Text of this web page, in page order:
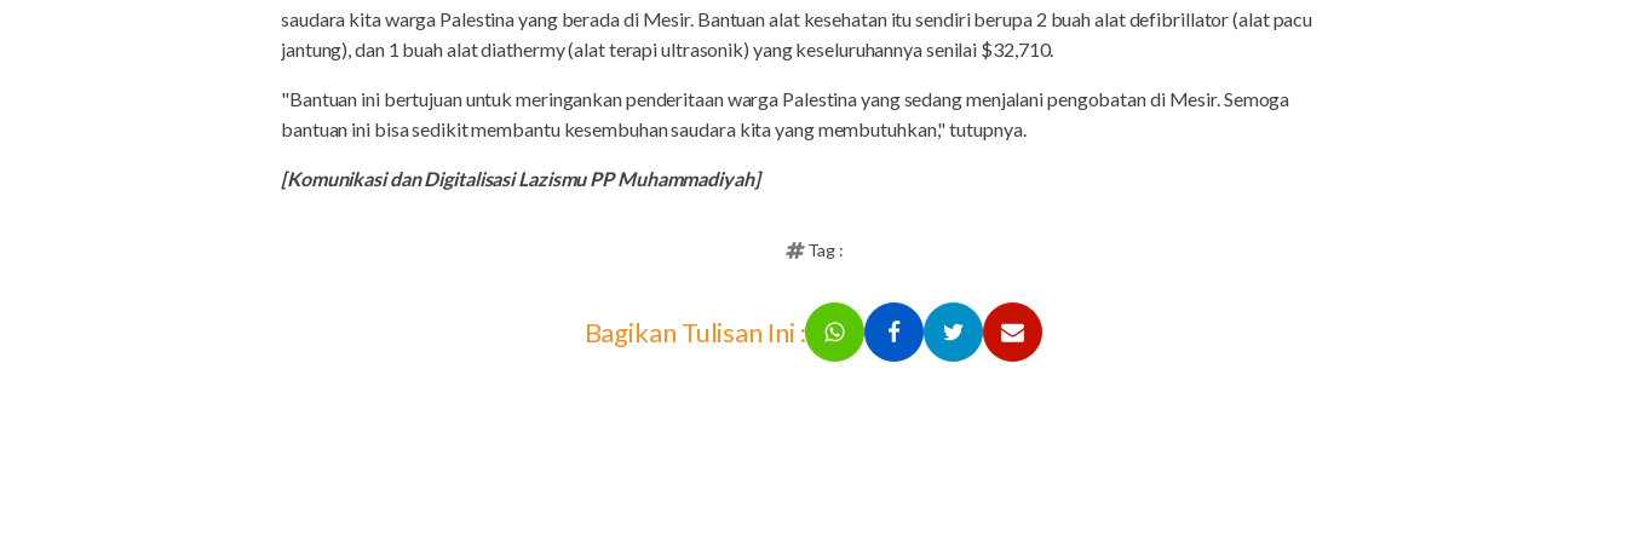
saudara kita warga Palestina yang berada di Mesir. Bantuan alat kesehatan itu sendiri berupa 2 buah alat defibrillator (alat pacu
jantung), dan 1 buah alat diathermy (alat terapi ultrasonik) yang keseluruhannya senilai $32,710.
"Bantuan ini bertujuan untuk meringankan penderitaan warga Palestina yang sedang menjalani pengobatan di Mesir. Semoga
bantuan ini bisa sedikit membantu kesembuhan saudara kita yang membutuhkan," tutupnya.
[Komunikasi dan Digitalisasi Lazismu PP Muhammadiyah]
Tag :
Bagikan Tulisan Ini :